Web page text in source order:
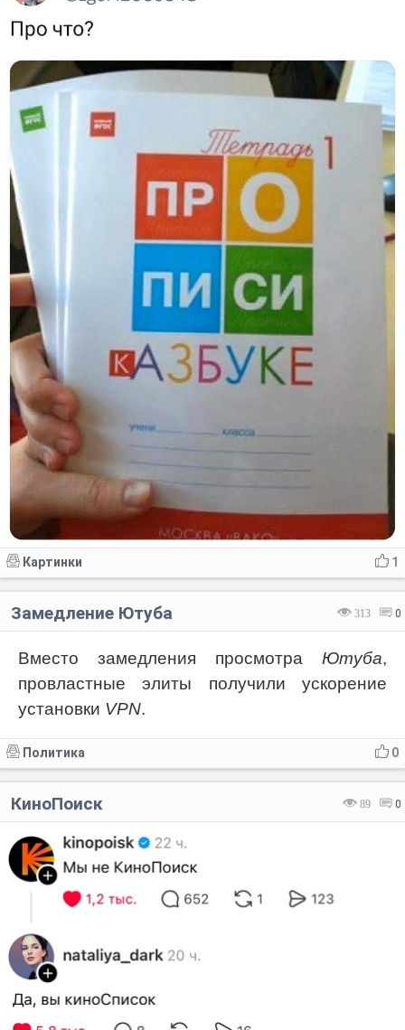
1
Картинки
313 0
Замедление Ютуба
Вместо замедления просмотра Ютуба,
провластные элиты получили ускорение
установки VPN.
0
Политика
89 0
КиноПоиск